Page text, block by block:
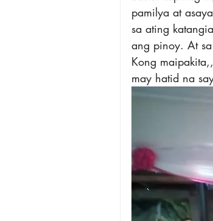
pamilya at
sa ating
ang pinoy. At
Kong
may hatid na